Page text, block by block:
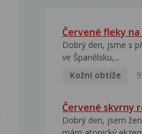
Červené fleky na
Dobrý den, jsme s
ve Španělsku,...
Kožní obtíže
Červené skvrny
Dobrý den, jsem